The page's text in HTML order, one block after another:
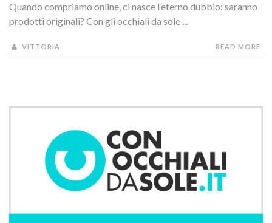
Quando compriamo online, ci nasce l’eterno dubbio: saranno
prodotti originali? Con gli occhiali da sole ...
VITTORIA READ MORE